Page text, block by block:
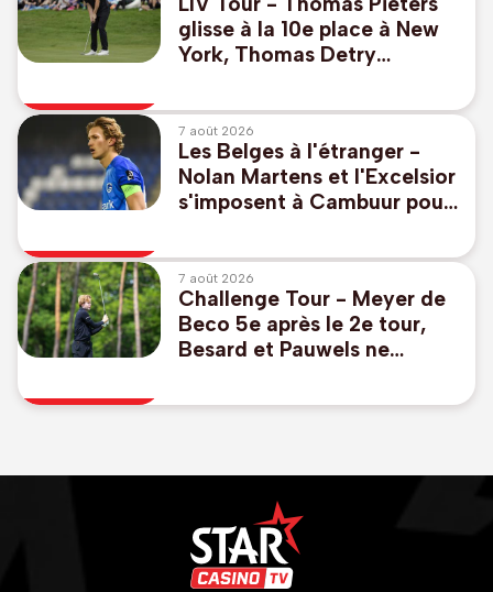
glisse à la 10e place à New
York, Thomas Detry
7 août 2026
Les Belges à l'étranger -
Nolan Martens et l'Excelsior
s'imposent à Cambuur pour
Eredivisie
7 août 2026
Challenge Tour - Meyer de
Beco 5e après le 2e tour,
Besard et Pauwels ne
Ecosse